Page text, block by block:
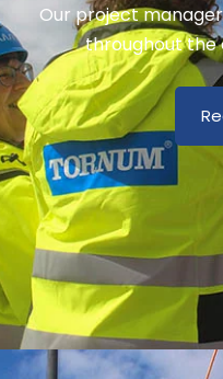
Our project
throughout the